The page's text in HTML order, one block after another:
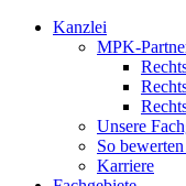
Kanzlei
MPK-
Unsere
So
Karriere